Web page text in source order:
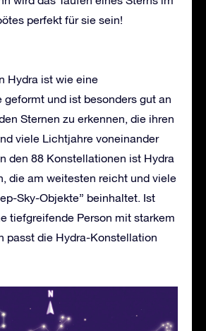
perfekt für sie sein!
Hydra ist wie eine
geformt und ist besonders gut an
Sternen zu erkennen, die ihren
viele Lichtjahre voneinander
den 88 Konstellationen ist Hydra
die am weitesten reicht und viele
Sky-Objekte” beinhaltet. Ist
tiefgreifende Person mit starkem
passt die Hydra-Konstellation